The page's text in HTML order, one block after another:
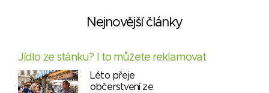
Nejnovější články
Jídlo ze stánku? I to můžete reklamovat
Léto přeje
občerstvení ze